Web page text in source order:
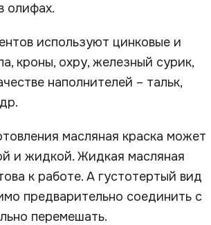
олифах.
используют цинковые и
кроны, охру, железный сурик,
наполнителей – тальк,
масляная краска может
и жидкой. Жидкая масляная
к работе. А густотертый вид
предварительно соединить с
перемешать.